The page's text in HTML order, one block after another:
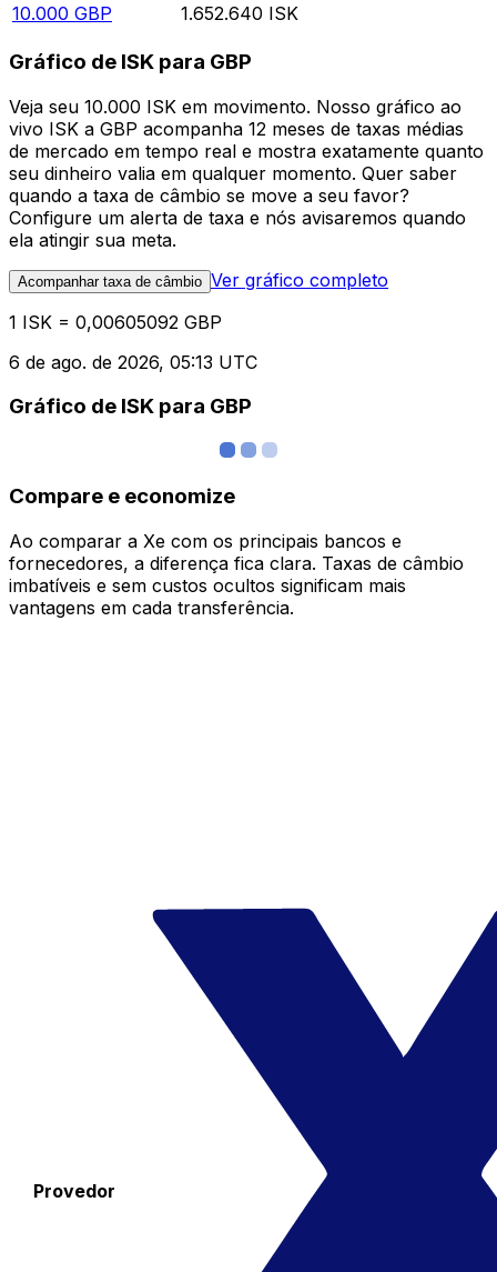
10.000 GBP 1.652.640 ISK
Gráfico de ISK para GBP
Veja seu 10.000 ISK em movimento. Nosso gráfico ao
vivo ISK a GBP acompanha 12 meses de taxas médias
de mercado em tempo real e mostra exatamente quanto
seu dinheiro valia em qualquer momento. Quer saber
quando a taxa de câmbio se move a seu favor?
Configure um alerta de taxa e nós avisaremos quando
ela atingir sua meta.
Acompanhar taxa de câmbio Ver gráfico completo
1 ISK = 0,00605092 GBP
6 de ago. de 2026, 05:13 UTC
Gráfico de ISK para GBP
Compare e economize
Ao comparar a Xe com os principais bancos e
fornecedores, a diferença fica clara. Taxas de câmbio
imbatíveis e sem custos ocultos significam mais
vantagens em cada transferência.
Provedor